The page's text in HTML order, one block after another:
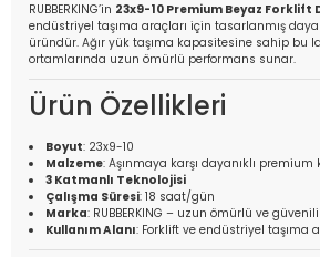
RUBBERKING’in 23x9-10 Premium Beyaz Forklift
endüstriyel taşıma araçları için tasarlanmış
üründür. Ağır yük taşıma kapasitesine sahip bu
ortamlarında uzun ömürlü performans sunar.
Ürün Özellikleri
Boyut: 23x9-10
Malzeme: Aşınmaya karşı dayanıklı premium
3 Katmanlı Teknolojisi
Çalışma Süresi: 18 saat/gün
Marka: RUBBERKING – uzun ömürlü ve
Kullanım Alanı: Forklift ve endüstriyel taşıma